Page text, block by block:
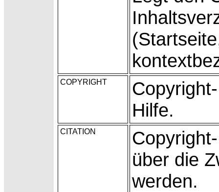
COPYRIGHT
Hilfe.
CITATION
über die
werden.